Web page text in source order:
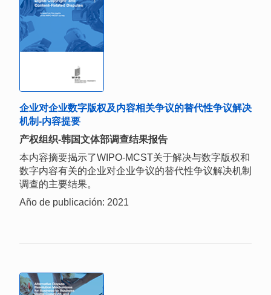
企业对企业数字版权及内容相关争议的替代性争议解决
机制-内容提要
产权组织-韩国文体部调查结果报告
本内容摘要揭示了WIPO-MCST关于解决与数字版权和
数字内容有关的企业对企业争议的替代性争议解决机制
调查的主要结果。
Año de publicación: 2021